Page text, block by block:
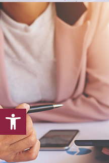
Abrir barra de herramientas